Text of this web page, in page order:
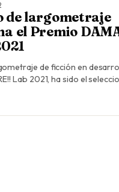
de largometraje
el Premio
de ficción en
Lab 2021, ha sido el